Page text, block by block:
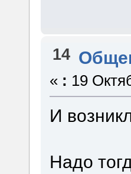
14
« : 19
И
Надо